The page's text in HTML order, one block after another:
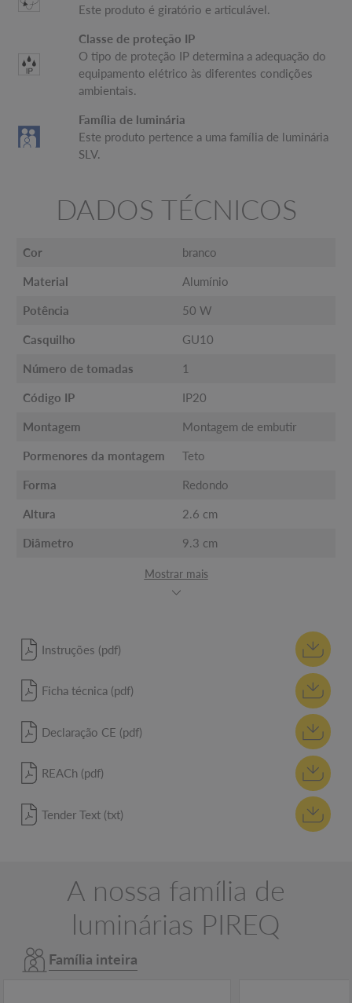
Este produto é giratório e articulável.
Classe de proteção IP
O tipo de proteção IP determina a adequação do
equipamento elétrico às diferentes condições
ambientais.
Família de luminária
Este produto pertence a uma família de luminária
SLV.
DADOS TÉCNICOS
Cor branco
Material Alumínio
Potência 50 W
Casquilho GU10
Número de tomadas 1
Código IP IP20
Montagem Montagem de embutir
Pormenores da montagem Teto
Forma Redondo
Altura 2.6 cm
Diâmetro 9.3 cm
Mostrar mais
Instruções (pdf)
Ficha técnica (pdf)
Declaração CE (pdf)
REACh (pdf)
Tender Text (txt)
A nossa família de
luminárias PIREQ
Família inteira